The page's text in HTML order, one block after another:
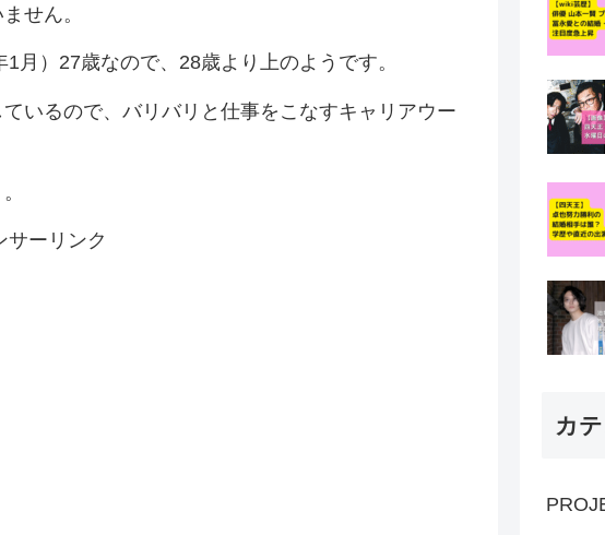
せん。
月）27歳なので、28歳より上のようです。
いるので、バリバリと仕事をこなすキャリアウー
サーリンク
カ